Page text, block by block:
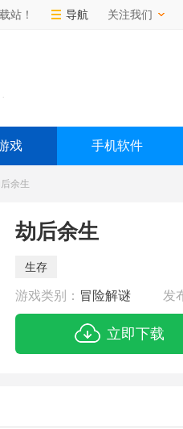
站！ 导航 关注我们
戏 手机软件
余生
劫后余生
生存
游戏类别： 冒险解谜 发
立即下载